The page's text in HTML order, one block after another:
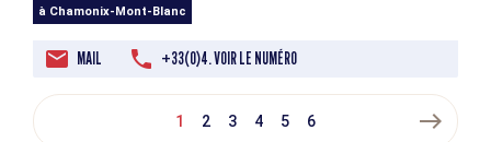
à Chamonix-Mont-Blanc
MAIL +33(0)4. VOIR LE NUMÉRO
1 2 3 4 5 6 east